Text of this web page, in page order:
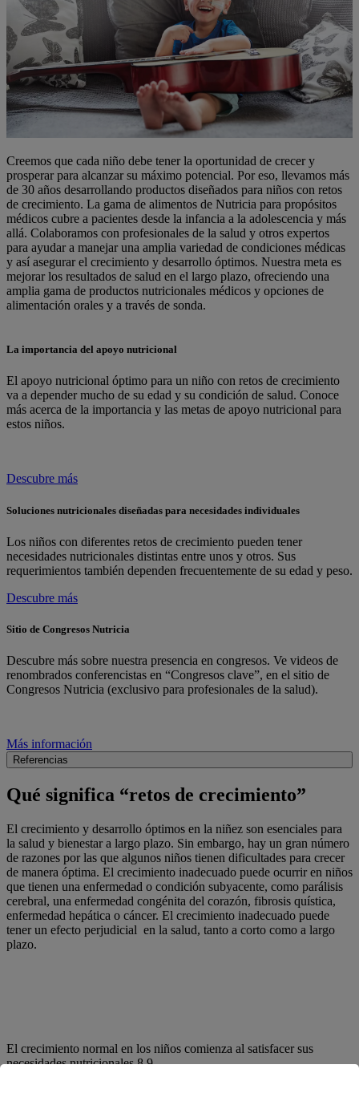
Creemos que cada niño debe tener la oportunidad de crecer y
prosperar para alcanzar su máximo potencial. Por eso, llevamos más
de 30 años desarrollando productos diseñados para niños con retos
de crecimiento. La gama de alimentos de Nutricia para propósitos
médicos cubre a pacientes desde la infancia a la adolescencia y más
allá. Colaboramos con profesionales de la salud y otros expertos
para ayudar a manejar una amplia variedad de condiciones médicas
y así asegurar el crecimiento y desarrollo óptimos. Nuestra meta es
mejorar los resultados de salud en el largo plazo, ofreciendo una
amplia gama de productos nutricionales médicos y opciones de
alimentación orales y a través de sonda.
La importancia del apoyo nutricional
El apoyo nutricional óptimo para un niño con retos de crecimiento
va a depender mucho de su edad y su condición de salud. Conoce
más acerca de la importancia y las metas de apoyo nutricional para
estos niños.
Descubre más
Soluciones nutricionales diseñadas para necesidades individuales
Los niños con diferentes retos de crecimiento pueden tener
necesidades nutricionales distintas entre unos y otros. Sus
requerimientos también dependen frecuentemente de su edad y peso.
Descubre más
Sitio de Congresos Nutricia
Descubre más sobre nuestra presencia en congresos. Ve videos de
renombrados conferencistas en “Congresos clave”, en el sitio de
Congresos Nutricia (exclusivo para profesionales de la salud).
Más información
Referencias
Qué significa “retos de crecimiento”
El crecimiento y desarrollo óptimos en la niñez son esenciales para
la salud y bienestar a largo plazo. Sin embargo, hay un gran número
de razones por las que algunos niños tienen dificultades para crecer
de manera óptima. El crecimiento inadecuado puede ocurrir en niños
que tienen una enfermedad o condición subyacente, como parálisis
cerebral, una enfermedad congénita del corazón, fibrosis quística,
enfermedad hepática o cáncer. El crecimiento inadecuado puede
tener un efecto perjudicial en la salud, tanto a corto como a largo
plazo.
El crecimiento normal en los niños comienza al satisfacer sus
necesidades nutricionales.8,9